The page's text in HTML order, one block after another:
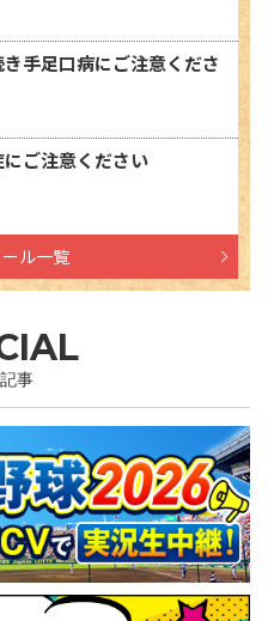
手足口病にご注意くださ
ご注意ください
ル一覧
事